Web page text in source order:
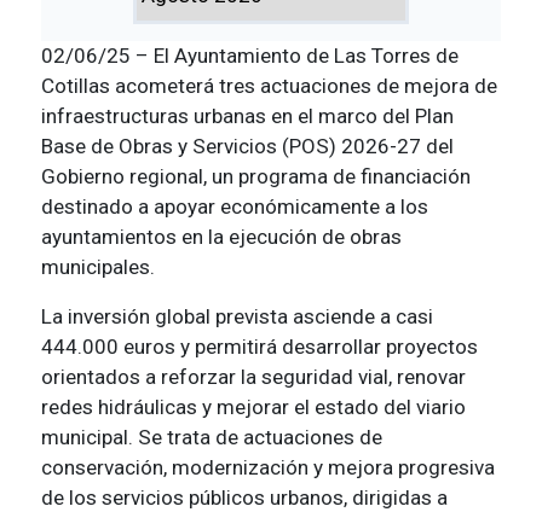
02/06/25 – El Ayuntamiento de Las Torres de
Cotillas acometerá tres actuaciones de mejora de
infraestructuras urbanas en el marco del Plan
Base de Obras y Servicios (POS) 2026-27 del
Gobierno regional, un programa de financiación
destinado a apoyar económicamente a los
ayuntamientos en la ejecución de obras
municipales.
La inversión global prevista asciende a casi
444.000 euros y permitirá desarrollar proyectos
orientados a reforzar la seguridad vial, renovar
redes hidráulicas y mejorar el estado del viario
municipal. Se trata de actuaciones de
conservación, modernización y mejora progresiva
de los servicios públicos urbanos, dirigidas a